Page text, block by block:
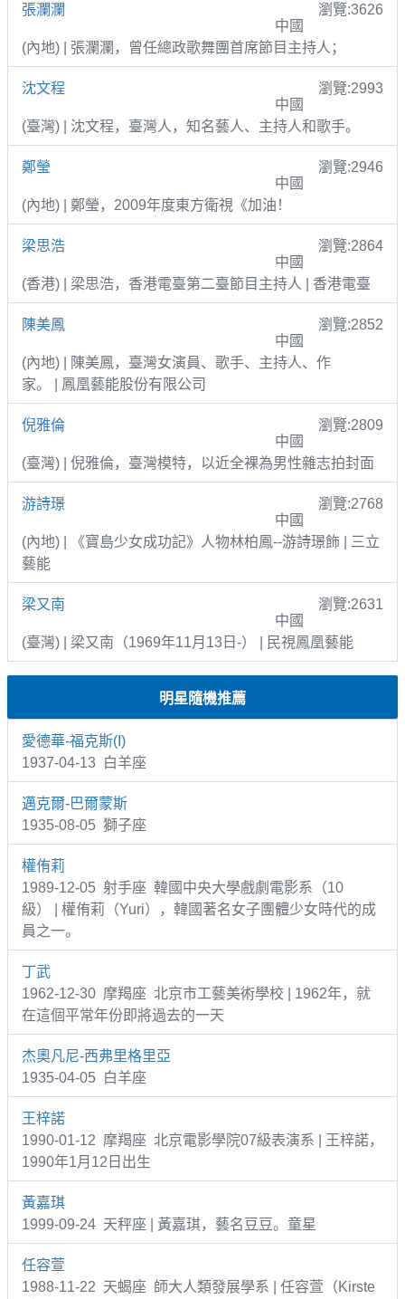
張瀾瀾
瀏覽:3626
中國
(內地) | 張瀾瀾，曾任總政歌舞團首席節目主持人；
沈文程
瀏覽:2993
中國
(臺灣) | 沈文程，臺灣人，知名藝人、主持人和歌手。
鄭瑩
瀏覽:2946
中國
(內地) | 鄭瑩，2009年度東方衛視《加油！
梁思浩
瀏覽:2864
中國
(香港) | 梁思浩，香港電臺第二臺節目主持人 | 香港電臺
陳美鳳
瀏覽:2852
中國
(內地) | 陳美鳳，臺灣女演員、歌手、主持人、作
家。 | 鳳凰藝能股份有限公司
倪雅倫
瀏覽:2809
中國
(臺灣) | 倪雅倫，臺灣模特，以近全裸為男性雜志拍封面
游詩璟
瀏覽:2768
中國
(內地) | 《寶島少女成功記》人物林柏鳳--游詩璟飾 | 三立
藝能
梁又南
瀏覽:2631
中國
(臺灣) | 梁又南（1969年11月13日-） | 民視鳳凰藝能
明星隨機推薦
愛德華-福克斯(I)
1937-04-13 白羊座
邁克爾-巴爾蒙斯
1935-08-05 獅子座
權侑莉
1989-12-05 射手座 韓國中央大學戲劇電影系（10
級） | 權侑莉（Yuri），韓國著名女子團體少女時代的成
員之一。
丁武
1962-12-30 摩羯座 北京市工藝美術學校 | 1962年，就
在這個平常年份即將過去的一天
杰奧凡尼-西弗里格里亞
1935-04-05 白羊座
王梓諾
1990-01-12 摩羯座 北京電影學院07級表演系 | 王梓諾，
1990年1月12日出生
黃嘉琪
1999-09-24 天秤座 | 黃嘉琪，藝名豆豆。童星
任容萱
1988-11-22 天蝎座 師大人類發展學系 | 任容萱（Kirste